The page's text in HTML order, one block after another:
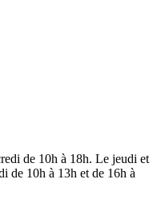
de 10h à 18h. Le jeudi et
de 10h à 13h et de 16h à